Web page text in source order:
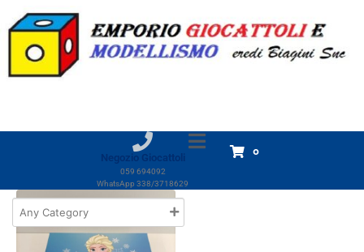
Negozio Giocattoli
059 694092
WhatsApp 338/3718629
0
Home Prodotti Accademia
Accademia